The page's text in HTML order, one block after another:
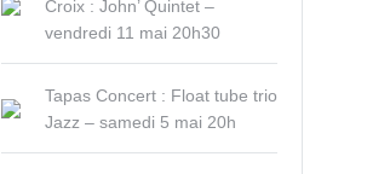
Croix : John’ Quintet –
vendredi 11 mai 20h30
Tapas Concert : Float tube trio
Jazz – samedi 5 mai 20h